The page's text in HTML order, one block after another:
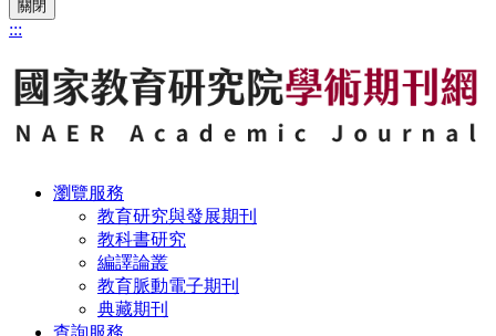
關閉
:::
瀏覽服務
教育研究與發展期刊
教科書研究
編譯論叢
教育脈動電子期刊
典藏期刊